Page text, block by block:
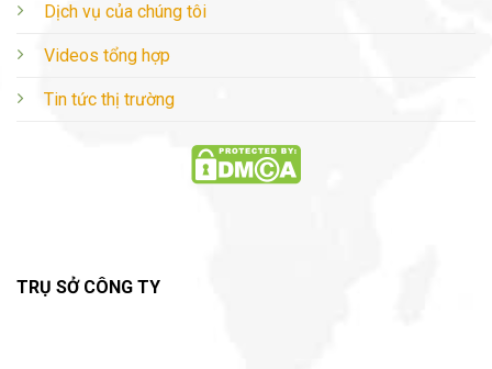
Dịch vụ của chúng tôi
Videos tổng hợp
Tin tức thị trường
TRỤ SỞ CÔNG TY